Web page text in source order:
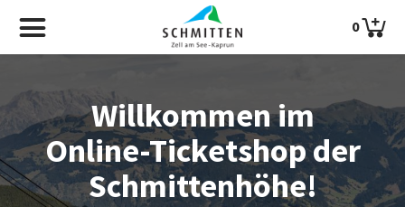
0
Willkommen im
Online-Ticketshop der
Schmittenhöhe!